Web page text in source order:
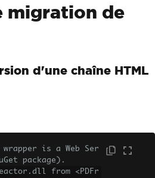
migration de
d'une chaîne HTML
is a Web Ser
package).
from <PDFr